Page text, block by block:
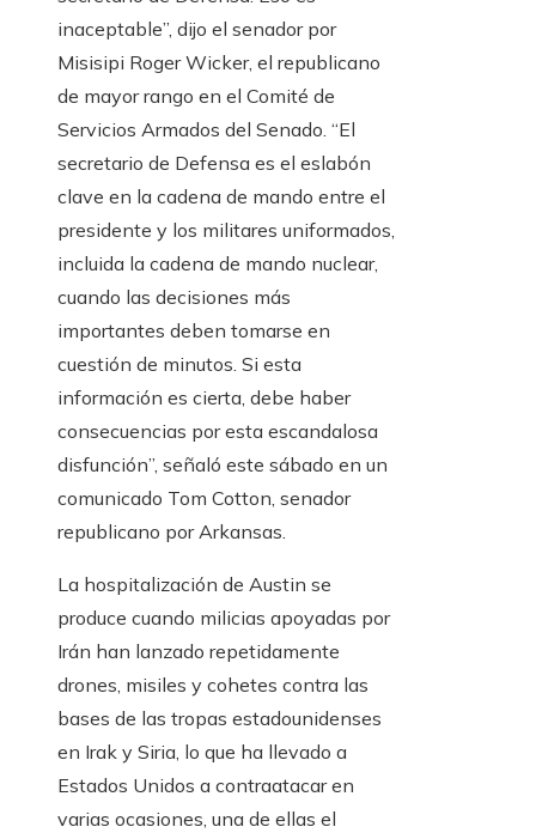
inaceptable”, dijo el senador por
Misisipi Roger Wicker, el republicano
de mayor rango en el Comité de
Servicios Armados del Senado. “El
secretario de Defensa es el eslabón
clave en la cadena de mando entre el
presidente y los militares uniformados,
incluida la cadena de mando nuclear,
cuando las decisiones más
importantes deben tomarse en
cuestión de minutos. Si esta
información es cierta, debe haber
consecuencias por esta escandalosa
disfunción”, señaló este sábado en un
comunicado Tom Cotton, senador
republicano por Arkansas.
La hospitalización de Austin se
produce cuando milicias apoyadas por
Irán han lanzado repetidamente
drones, misiles y cohetes contra las
bases de las tropas estadounidenses
en Irak y Siria, lo que ha llevado a
Estados Unidos a contraatacar en
varias ocasiones, una de ellas el